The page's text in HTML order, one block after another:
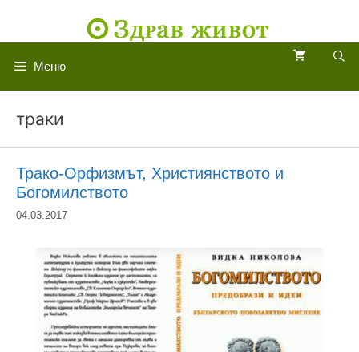
Меню
траки
Трако-Орфизмът, Християнството и
Богомилството
04.03.2017